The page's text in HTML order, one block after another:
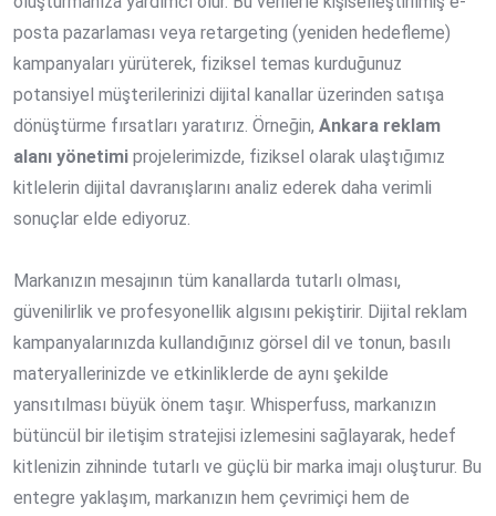
posta pazarlaması veya retargeting (yeniden hedefleme)
kampanyaları yürüterek, fiziksel temas kurduğunuz
potansiyel müşterilerinizi dijital kanallar üzerinden satışa
dönüştürme fırsatları yaratırız. Örneğin, Ankara reklam
alanı yönetimi projelerimizde, fiziksel olarak ulaştığımız
kitlelerin dijital davranışlarını analiz ederek daha verimli
sonuçlar elde ediyoruz.
Markanızın mesajının tüm kanallarda tutarlı olması,
güvenilirlik ve profesyonellik algısını pekiştirir. Dijital reklam
kampanyalarınızda kullandığınız görsel dil ve tonun, basılı
materyallerinizde ve etkinliklerde de aynı şekilde
yansıtılması büyük önem taşır. Whisperfuss, markanızın
bütüncül bir iletişim stratejisi izlemesini sağlayarak, hedef
kitlenizin zihninde tutarlı ve güçlü bir marka imajı oluşturur. Bu
entegre yaklaşım, markanızın hem çevrimiçi hem de